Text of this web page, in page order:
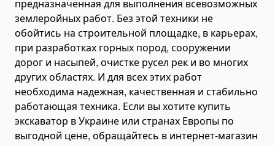
Гусеничные экскаваторы
Экскаваторы-погрузчики
Мини-экскаваторы
Экскаваторы-амфибии
Карьерные экскаваторы
Автогрейдеры
Бульдозеры
Гусеничные бульдозеры
предназначенная для выполнения всевозможных
землеройных работ. Без этой техники не
обойтись на строительной площадке, в карьерах,
при разработках горных пород, сооружении
дорог и насыпей, очистке русел рек и во многих
других областях. И для всех этих работ
необходима надежная, качественная и стабильно
работающая техника. Если вы хотите купить
экскаватор в Украине или странах Европы по
выгодной цене, обращайтесь в интернет-магазин